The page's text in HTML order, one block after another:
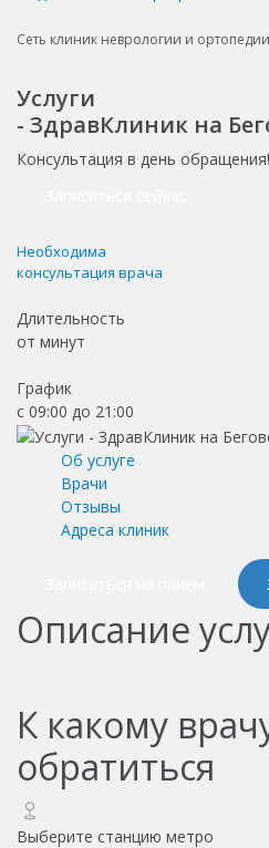
Сеть клиник неврологии и ортопедии
Услуги
- ЗдравКлиник на
Консультация в день обращения!
Необходима
консультация врача
Длительность
от минут
График
с 09:00 до 21:00
Об услуге
Врачи
Отзывы
Адреса клиник
Описание
К какому
обратиться
Выберите станцию метро